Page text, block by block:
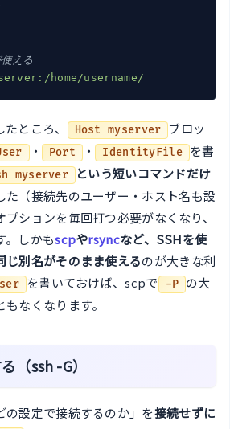
える
home/username/
ところ、 Host myserver
ブロッ
・ Port ・ IdentityFile を書
myserver
という短いコマンドだけ
た（接続先のユーザー・ホスト名も設
ションを毎回打つ必要がなくなり、
。しかもscpやrsyncなど、SSHを使
じ別名がそのまま使えるのが大きな利
を書いておけば、scpで -P
の大
なくなります。
（ssh -G）
の設定で接続するのか」を接続せずに